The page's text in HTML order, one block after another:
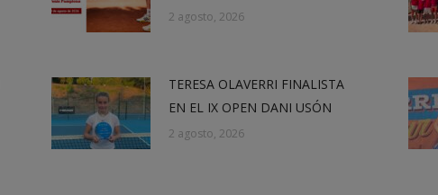
2 agosto, 2026
TERESA OLAVERRI FINALISTA
EN EL IX OPEN DANI USÓN
2 agosto, 2026